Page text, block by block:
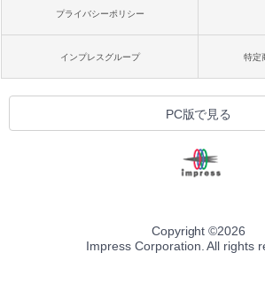
プライバシーポリシー
インプレスグループ 特定
PC版で見る
Copyright ©2026
Impress Corporation. All rights